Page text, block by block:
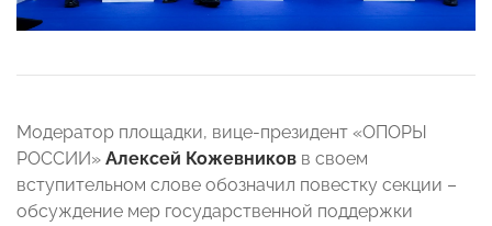
Модератор площадки, вице-президент «ОПОРЫ
РОССИИ» Алексей Кожевников в своем
вступительном слове обозначил повестку секции –
обсуждение мер государственной поддержки